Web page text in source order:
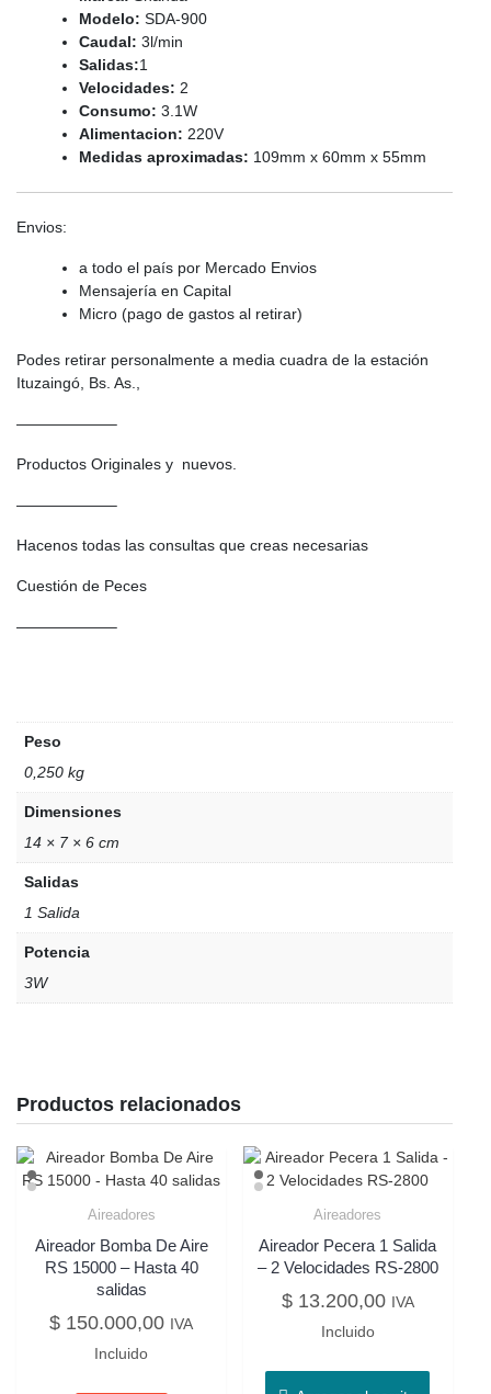
Modelo: SDA-900
Caudal: 3l/min
Salidas:1
Velocidades: 2
Consumo: 3.1W
Alimentacion: 220V
Medidas aproximadas: 109mm x 60mm x 55mm
Envios:
a todo el país por Mercado Envios
Mensajería en Capital
Micro (pago de gastos al retirar)
Podes retirar personalmente a media cuadra de la estación
Ituzaingó, Bs. As.,
——————–
Productos Originales y nuevos.
——————–
Hacenos todas las consultas que creas necesarias
Cuestión de Peces
——————–
Peso
0,250 kg
Dimensiones
14 × 7 × 6 cm
Salidas
1 Salida
Potencia
3W
Productos relacionados
Aireadores
Aireador Bomba De Aire
RS 15000 – Hasta 40
salidas
$ 150.000,00 IVA
Incluido
Aireadores
Aireador Pecera 1 Salida
– 2 Velocidades RS-2800
$13.200,00 IVA
Incluido